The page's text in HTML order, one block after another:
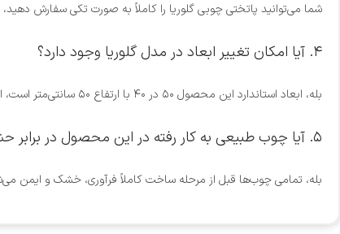
شما می‌توانید پاتختی چوبی گلوریا را کاملاً به صورت تکی سفارش
۴. آیا امکان تغییر ابعاد در مدل گلوریا وجود دارد؟
بله، ابعاد استاندارد این محصول ۵۰ در ۴۰ با ارتفاع ۵۰ سانتی‌متر است، اما در صورت نیاز و هماهنگی، می‌توانید ابعاد سفارشی خود را برای ساخت ثبت کنید.
۵. آیا چوب طبیعی به کار رفته در این محصول در برابر حشرات مقاوم است؟
بله، تمامی چوب‌ها قبل از مرحله ساخت کاملاً فرآوری، خشک و ایمن